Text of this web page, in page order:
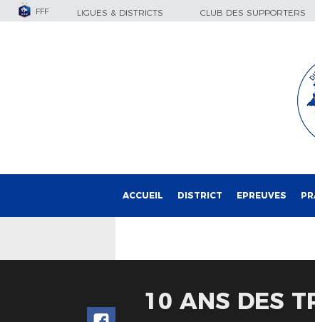
FFF LIGUES & DISTRICTS CLUB DES SUPPORTERS
ACCUEIL DISTRICT EPREUVES
10 ANS DES